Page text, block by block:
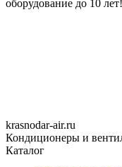
оборудование до 10 лет!
krasnodar-air.ru
Кондиционеры и
Каталог